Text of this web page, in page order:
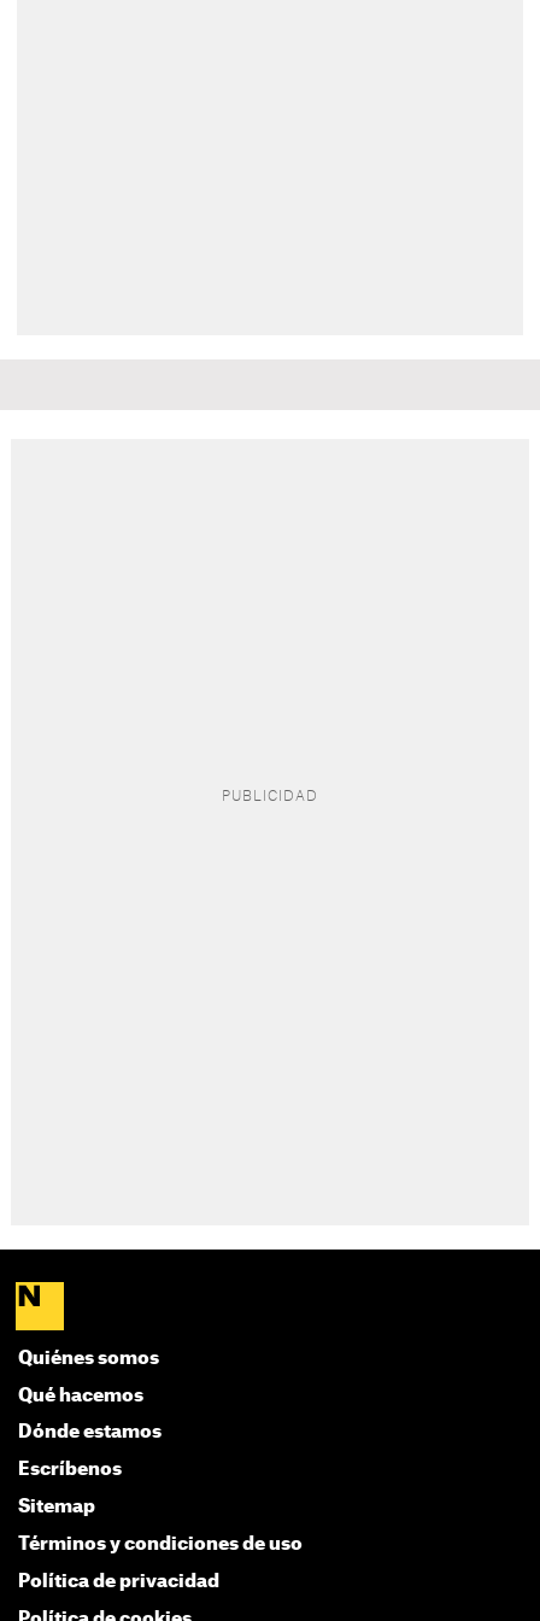
Quiénes somos
Qué hacemos
Dónde estamos
Escríbenos
Sitemap
Términos y condiciones de uso
Política de privacidad